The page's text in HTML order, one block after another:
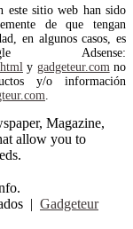
este sitio web han sido
de que tengan
en algunos casos, es
Adsense:
y gadgeteur.comno
y/o información
.
Magazine,
allow you to
| Gadgeteur